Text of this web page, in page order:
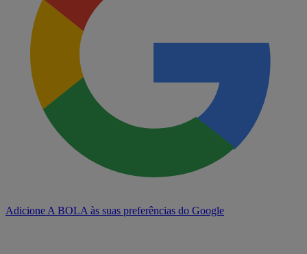
Adicione A BOLA às suas preferências do Google